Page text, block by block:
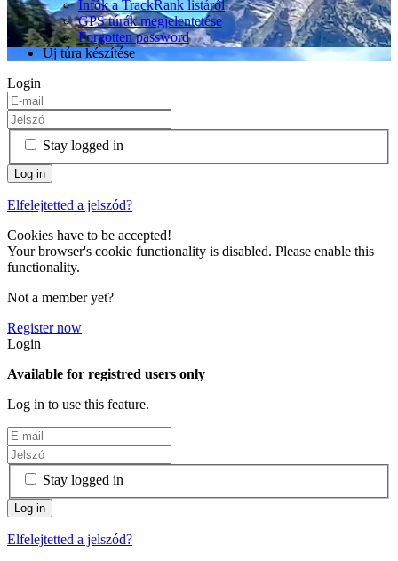
Infók a TrackRank listáról
GPS túrák megjelentetése
Forgotten password
Új túra készítése
Login
Stay logged in
Elfelejtetted a jelszód?
Cookies have to be accepted!
Your browser's cookie functionality is disabled. Please enable this
functionality.
Not a member yet?
Register now
Login
Available for registred users only
Log in to use this feature.
Stay logged in
Elfelejtetted a jelszód?